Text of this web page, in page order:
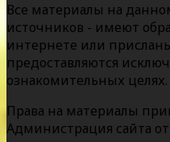
Все материалы на
источников - имеют
интернете или
предоставляются
ознакомительных целях.
Права на материалы
Администрация сайта